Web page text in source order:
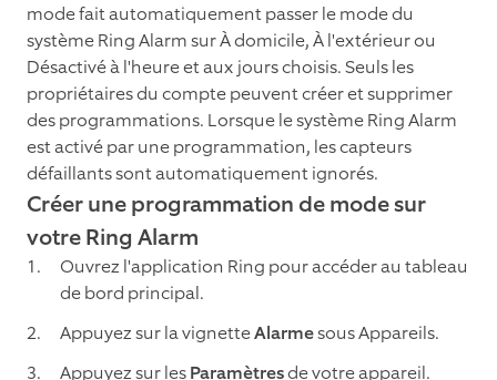
mode fait automatiquement passer le mode du
système Ring Alarm sur À domicile, À l'extérieur ou
Désactivé à l'heure et aux jours choisis. Seuls les
propriétaires du compte peuvent créer et supprimer
des programmations. Lorsque le système Ring Alarm
est activé par une programmation, les capteurs
défaillants sont automatiquement ignorés.
Créer une programmation de mode sur
votre Ring Alarm
Ouvrez l'application Ring pour accéder au tableau
de bord principal.
Appuyez sur la vignetteAlarmesous Appareils.
Appuyez sur lesParamètresde votre appareil.